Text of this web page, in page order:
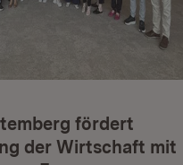
fördert
der Wirtschaft mit